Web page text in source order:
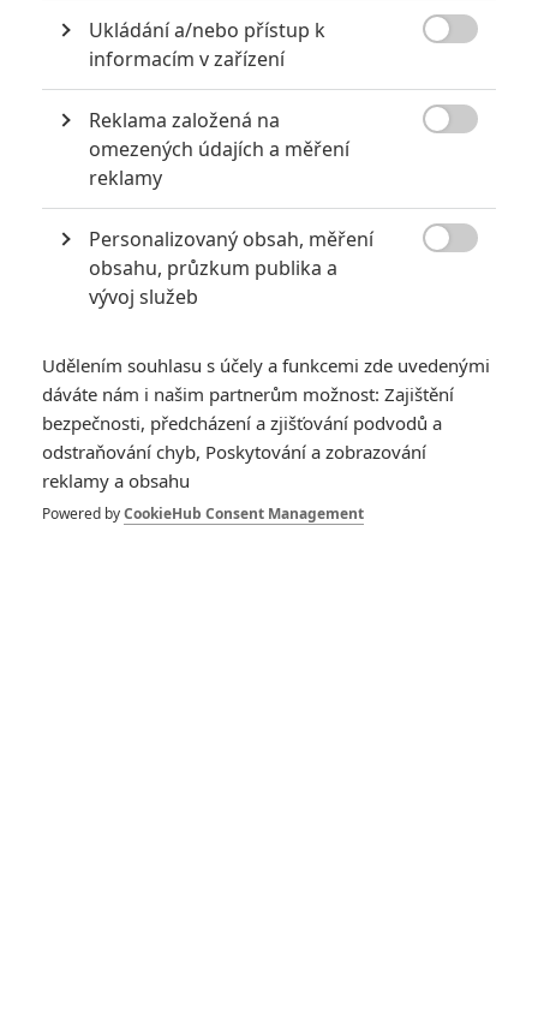
Kdysi hvězda akčních filmů, dnes král
céčkových slátanin, protagonista bizarní
policejní reality show nebo zvláštní
Největší propadáky v kariéře Sylvestera Stallona
Soudce Dredd slaví kulaté výročí, je čas
zavzpomínat na ambiciózní projekty, které
akční legendě příliš nevyšly.
Meander: Mix Kostky
do vražedného
Ukládání a/nebo přístup k
informacím v zařízení
Reklama založená na
omezených údajích a měření
reklamy
Personalizovaný obsah, měření
obsahu, průzkum publika a
vývoj služeb
Udělením souhlasu s účely a funkcemi zde uvedenými
dáváte nám i našim partnerům možnost: Zajištění
bezpečnosti, předcházení a zjišťování podvodů a
odstraňování chyb, Poskytování a zobrazování
reklamy a obsahu
Powered byCookieHub Consent Management